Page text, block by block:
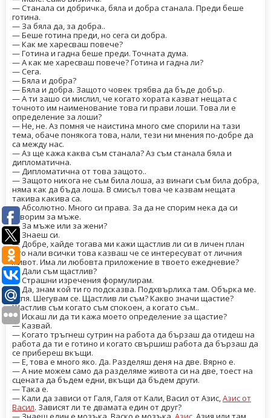
— Станала си добричка, бяла и добра станала. Преди беше
готина.
— За бяла да, за добра..
— Беше готина преди, но сега си добра.
— Как ме харесваш повече?
— Готина и гадна беше преди. Точната дума.
— А как ме харесваш повече? Готина и гадна ли?
— Сега.
— Бяла и добра?
— Бяла и добра. Защото човек трябва да бъде добър.
— А ти зашо си мислил, че когато хората казват нещата с
точното им наименование това ги прави лоши. Това ли е
определение за лоши?
— Не, не. Аз помня че наистина много сме спорили на тази
тема, обаче понякога това, нали, тези ни мнения по-добре да
са между нас.
— Аз ще кажа каква съм станала? Аз съм станала бяла и
дипломатична.
— Дипломатична от това защото..
— Защото никога не съм била лоша, аз винаги съм била добра,
няма как да бъда лоша. В смисъл това че казвам нещата
такива какива са.
— Абсолютно. Много си права. За да не спорим нека да си
говорим за мъже.
— За мъже или за жени?
— Знаеш си.
— Добре, хайде тогава ми кажи щастлив ли си в личен план
ето нали всички това казваш че се интересуват от личния
живот. Има ли любовта приложение в твоето ежедневие?
— Дали съм щастлив?
— Страшни изречения формулирам.
— Да, знам кой ти го подсказва. Подхвърлиха там. Обърка ме.
Успя. Шегувам се. Щастлив ли съм? Какво значи щастие?
Щастлив съм когато съм спокоен, а когато съм..
— Искаш ли да ти кажа моето определение за щастие?
— Казвай.
— Когато тръгнеш сутрин на работа да бързаш да отидеш на
работа да ти е готино и когато свършиш работа да бързаш да
се прибереш вкъщи.
— Е, това е много яко. Да. Разделяш деня на две. Вярно е.
— А ние можем само да разделяме живота си на две, тоест на
сцената да бъдем едни, вкъщи да бъдем други.
— Така е.
— Кали да зависи от Галя, Галя от Кали, Васил от Азис,Азис от
Васил. Зависят ли те двамата един от друг?